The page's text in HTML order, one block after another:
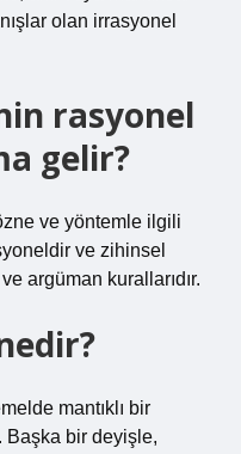
olan irrasyonel
rasyonel
gelir?
ve yöntemle ilgili
ve zihinsel
argüman kurallarıdır.
mantıklı bir
Başka bir deyişle,